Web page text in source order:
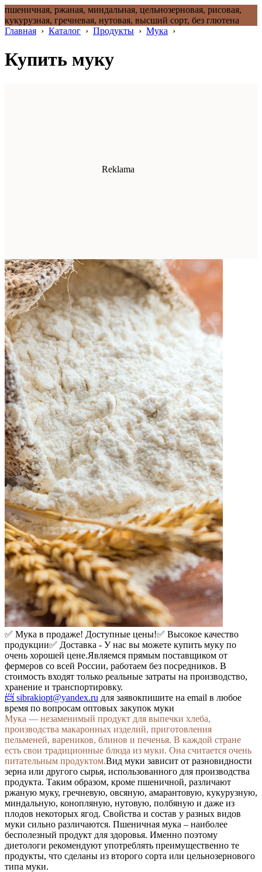
пшеничная, ржаная, миндальная, цельнозерновая, рисовая,
кукурузная, гречневая, нутовая, высший сорт, без глютена
Главная › Каталог › Продукты › Мука ›
Купить муку
✅ Мука в продаже! Доступные цены!✅ Высокое качество
продукции✅ Доставка - У нас вы можете купить муку по
очень хорошей цене.Являемся прямым поставщиком от
фермеров со всей России, работаем без посредников. В
стоимость входят только реальные затраты на производство,
хранение и транспортировку.
📨 sibrakiopt@yandex.ru для заявокпишите на email в любое
время по вопросам оптовых закупок муки
Мука — незаменимый продукт для выпечки хлеба,
производства макаронных изделий, приготовления
пельменей, вареников, блинов и печенья. В каждой стране
есть свои традиционные блюда из муки. Она считается очень
питательным продуктом.Вид муки зависит от разновидности
зерна или другого сырья, использованного для производства
продукта. Таким образом, кроме пшеничной, различают
ржаную муку, гречневую, овсяную, амарантовую, кукурузную,
миндальную, конопляную, нутовую, полбяную и даже из
плодов некоторых ягод. Свойства и состав у разных видов
муки сильно различаются. Пшеничная мука – наиболее
бесполезный продукт для здоровья. Именно поэтому
диетологи рекомендуют употреблять преимущественно те
продукты, что сделаны из второго сорта или цельнозернового
типа муки.